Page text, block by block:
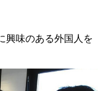
興味のある外国人を